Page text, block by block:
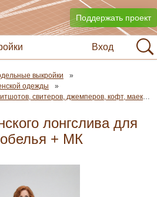
Поддержать проект
Вход
выкройки
одежды
Выкройки готовых моделей свитшотов, свитеров, джемперов, кофт, маек и футболок
лонгслива для
+ МК